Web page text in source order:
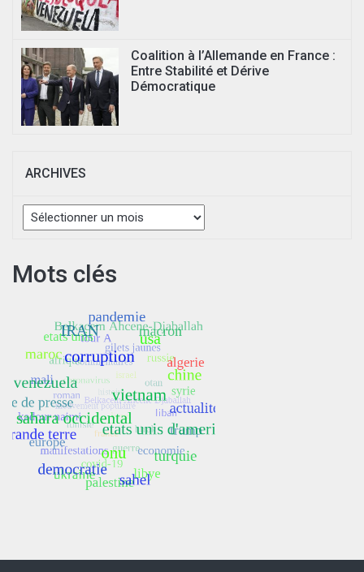
Coalition à l’Allemande en France :
Entre Stabilité et Dérive
Démocratique
ARCHIVES
Archives
Mots clés